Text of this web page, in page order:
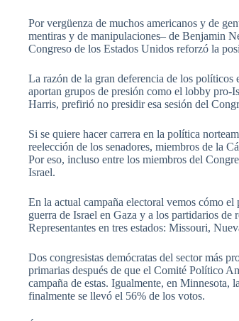
Por vergüenza de muchos americanos y de
mentiras y de manipulaciones– de Benjamin
Congreso de los Estados Unidos reforzó la
La razón de la gran deferencia de los políticos
aportan grupos de presión como el lobby pro-
Harris, prefirió no presidir esa sesión del
Si se quiere hacer carrera en la política
reelección de los senadores, miembros de la
Por eso, incluso entre los miembros del
Israel.
En la actual campaña electoral vemos cómo
guerra de Israel en Gaza y a los partidarios
Representantes en tres estados: Missouri,
Dos congresistas demócratas del sector más
primarias después de que el Comité Político
campaña de estas. Igualmente, en
finalmente se llevó el 56% de los votos.